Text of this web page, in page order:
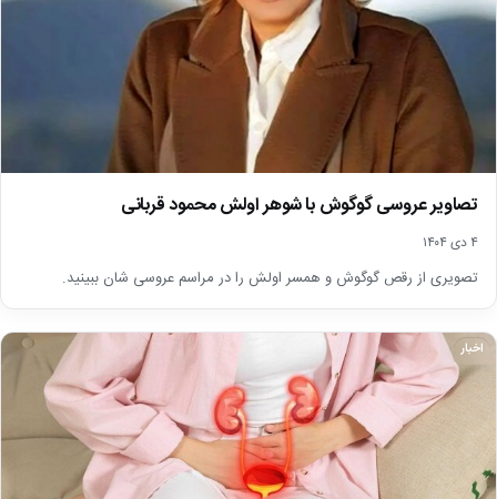
تصاویر عروسی گوگوش با شوهر اولش محمود قربانی
۴ دی ۱۴۰۴
تصویری از رقص گوگوش و همسر اولش را در مراسم عروسی شان ببینید.
اخبار